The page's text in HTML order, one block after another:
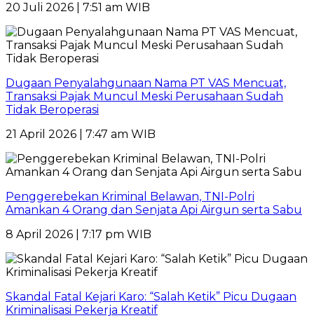
20 Juli 2026 | 7:51 am WIB
Dugaan Penyalahgunaan Nama PT VAS Mencuat,
Transaksi Pajak Muncul Meski Perusahaan Sudah
Tidak Beroperasi
21 April 2026 | 7:47 am WIB
Penggerebekan Kriminal Belawan, TNI-Polri
Amankan 4 Orang dan Senjata Api Airgun serta Sabu
8 April 2026 | 7:17 pm WIB
Skandal Fatal Kejari Karo: “Salah Ketik” Picu Dugaan
Kriminalisasi Pekerja Kreatif